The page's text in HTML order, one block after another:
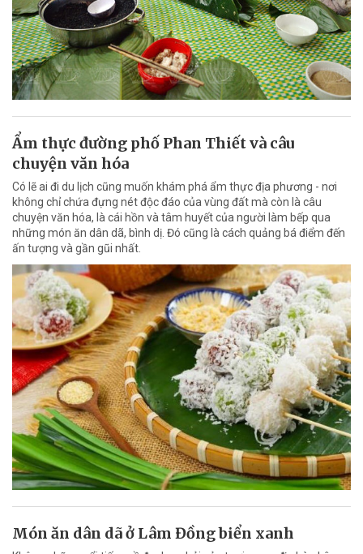
Ẩm thực đường phố Phan Thiết và câu
chuyện văn hóa
Có lẽ ai đi du lịch cũng muốn khám phá ẩm thực địa phương - nơi
không chỉ chứa đựng nét độc đáo của vùng đất mà còn là câu
chuyện văn hóa, là cái hồn và tâm huyết của người làm bếp qua
những món ăn dân dã, bình dị. Đó cũng là cách quảng bá điểm đến
ấn tượng và gần gũi nhất.
Món ăn dân dã ở Lâm Đồng biển xanh